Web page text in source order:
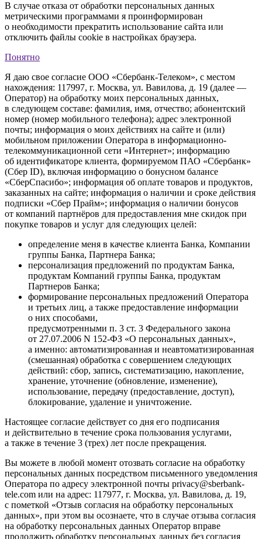
В случае отказа от обработки персональных данных
метрическими программами я проинформирован
о необходимости прекратить использование сайта или
отключить файлы cookie в настройках браузера.
Понятно
Я даю свое согласие ООО «Сбербанк-Телеком», с местом
нахождения: 117997, г. Москва, ул. Вавилова, д. 19 (далее —
Оператор) на обработку моих персональных данных,
в следующем составе: фамилия, имя, отчество; абонентский
номер (номер мобильного телефона); адрес электронной
почты; информация о моих действиях на сайте и (или)
мобильном приложении Оператора в информационно-
телекоммуникационной сети «Интернет»; информацию
об идентификаторе клиента, формируемом ПАО «Сбербанк»
(Сбер ID), включая информацию о бонусном балансе
«СберСпасибо»; информация об оплате товаров и продуктов,
заказанных на сайте; информация о наличии и сроке действия
подписки «Сбер Прайм»; информация о наличии бонусов
от компаний партнёров для предоставления мне скидок при
покупке товаров и услуг для следующих целей:
определение меня в качестве клиента Банка, Компании
группы Банка, Партнера Банка;
персонализация предложений по продуктам Банка,
продуктам Компаний группы Банка, продуктам
Партнеров Банка;
формирование персональных предложений Оператора
и третьих лиц, а также предоставление информации
о них способами,
предусмотренными п. 3 ст. 3 Федерального закона
от 27.07.2006 N 152-ФЗ «О персональных данных»,
а именно: автоматизированная и неавтоматизированная
(смешанная) обработка с совершением следующих
действий: сбор, запись, систематизацию, накопление,
хранение, уточнение (обновление, изменение),
использование, передачу (предоставление, доступ),
блокирование, удаление и уничтожение.
Настоящее согласие действует со дня его подписания
и действительно в течение срока пользования услугами,
а также в течение 3 (трех) лет после прекращения.
Вы можете в любой момент отозвать согласие на обработку
персональных данных посредством письменного уведомления
Оператора по адресу электронной почты privacy@sberbank-
tele.com или на адрес: 117977, г. Москва, ул. Вавилова, д. 19,
с пометкой «Отзыв согласия на обработку персональных
данных», при этом вы осознаете, что в случае отзыва согласия
на обработку персональных данных Оператор вправе
продолжить обработку персональных данных без согласия